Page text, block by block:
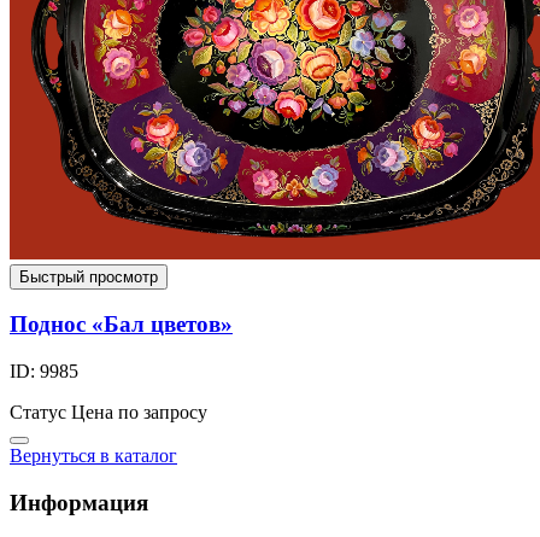
Быстрый просмотр
Поднос «Бал цветов»
ID: 9985
Статус Цена по запросу
Вернуться в каталог
Информация